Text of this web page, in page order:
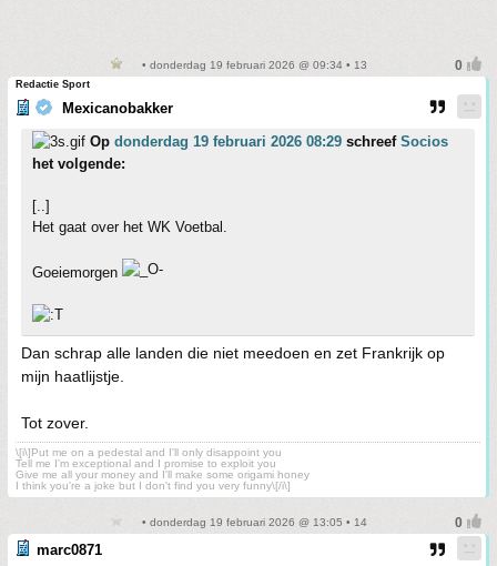
• donderdag 19 februari 2026 @ 09:34 • 13
Redactie Sport
Mexicanobakker
Op donderdag 19 februari 2026 08:29 schreef Socios
het volgende:
[..]
Het gaat over het WK Voetbal.
Goeiemorgen
Dan schrap alle landen die niet meedoen en zet Frankrijk op
mijn haatlijstje.
Tot zover.
\[i\]Put me on a pedestal and I'll only disappoint you
Tell me I'm exceptional and I promise to exploit you
Give me all your money and I'll make some origami honey
I think you're a joke but I don't find you very funny\[/i\]
• donderdag 19 februari 2026 @ 13:05 • 14
marc0871